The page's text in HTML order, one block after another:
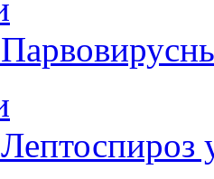
Лептоспироз